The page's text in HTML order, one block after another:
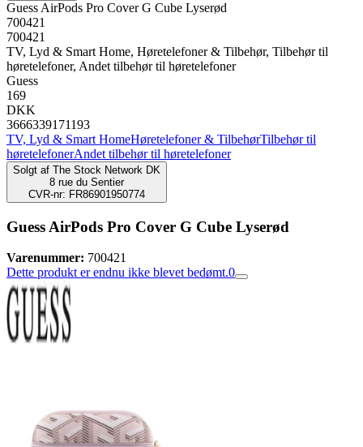
Guess AirPods Pro Cover G Cube Lyserød
700421
700421
TV, Lyd & Smart Home, Høretelefoner & Tilbehør, Tilbehør til
høretelefoner, Andet tilbehør til høretelefoner
Guess
169
DKK
3666339171193
TV, Lyd & Smart HomeHøretelefoner & TilbehørTilbehør til
høretelefonerAndet tilbehør til høretelefoner
Solgt af The Stock Network DK
8 rue du Sentier
CVR-nr: FR86901950774
Guess AirPods Pro Cover G Cube Lyserød
Varenummer: 700421
Dette produkt er endnu ikke blevet bedømt.0